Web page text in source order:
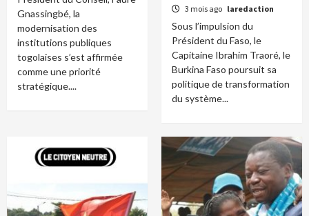
Gnassingbé, la
modernisation des
institutions publiques
togolaises s’est affirmée
comme une priorité
stratégique....
3 mois ago laredaction
Sous l’impulsion du
Président du Faso, le
Capitaine Ibrahim Traoré, le
Burkina Faso poursuit sa
politique de transformation
du système...